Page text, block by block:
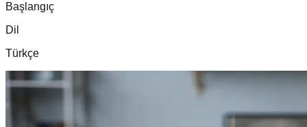
Başlangıç
Dil
Türkçe